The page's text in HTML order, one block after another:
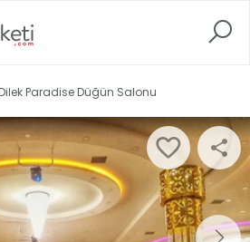
Paradise Düğün Salonu